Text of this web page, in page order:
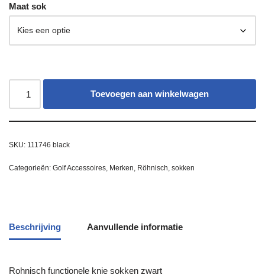
Maat sok
Toevoegen aan winkelwagen
SKU: 111746 black
Categorieën: Golf Accessoires, Merken, Röhnisch, sokken
Beschrijving Aanvullende informatie
Rohnisch functionele knie sokken zwart